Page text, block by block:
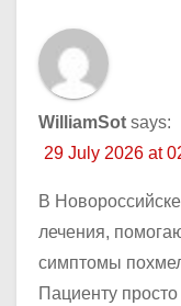
WilliamSot says:
29 July 2026 at
В
лечения,
симптомы
Пациенту